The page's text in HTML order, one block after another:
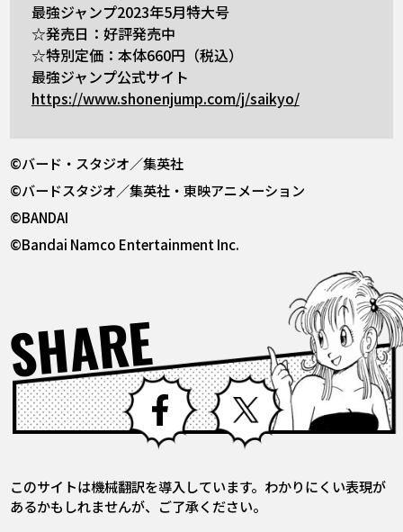
最強ジャンプ2023年5月特大号
☆発売日：好評発売中
☆特別定価：本体660円（税込）
最強ジャンプ公式サイト
https://www.shonenjump.com/j/saikyo/
©バード・スタジオ／集英社
©バードスタジオ／集英社・東映アニメーション
©BANDAI
©Bandai Namco Entertainment Inc.
SHARE Facebook X
このサイトは機械翻訳を導入しています。わかりにくい表現が
あるかもしれませんが、ご了承ください。